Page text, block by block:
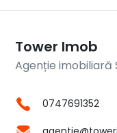
Tower Imob
Agenție imobiliară
0747691352